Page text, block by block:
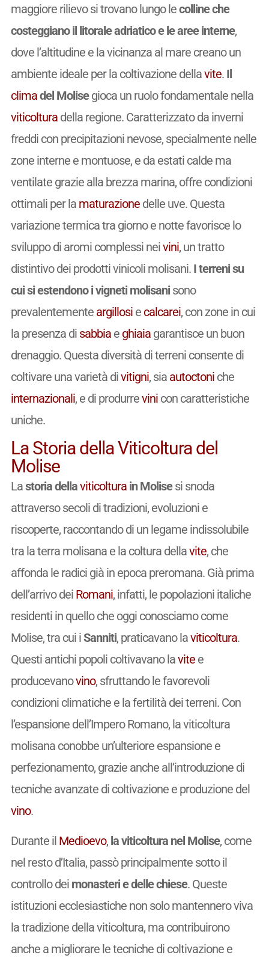
maggiore rilievo si trovano lungo lecolline che
costeggiano il litorale adriatico e le aree interne,
dove l’altitudine e la vicinanza al mare creano un
ambiente ideale per la coltivazione dellavite.Il
climadel Molisegioca un ruolo fondamentale nella
viticolturadella regione. Caratterizzato da inverni
freddi con precipitazioni nevose, specialmente nelle
zone interne e montuose, e da estati calde ma
ventilate grazie alla brezza marina, offre condizioni
ottimali per la maturazionedelle uve. Questa
variazione termica tra giorno e notte favorisce lo
sviluppo di aromi complessi neivini, un tratto
distintivo dei prodotti vinicoli molisani.I terreni su
cui si estendono i vigneti molisanisono
prevalentemente argillosie calcarei, con zone in cui
la presenza di sabbiae ghiaiagarantisce un buon
drenaggio. Questa diversità di terreni consente di
coltivare una varietà divitigni, sia autoctoniche
internazionali, e di produrrevinicon caratteristiche
uniche.
La Storia della Viticoltura del
Molise
Lastoria dellaviticolturain Molisesi snoda
attraverso secoli di tradizioni, evoluzioni e
riscoperte, raccontando di un legame indissolubile
tra la terra molisana e la coltura dellavite, che
affonda le radici già in epoca preromana. Già prima
dell’arrivo dei Romani, infatti, le popolazioni italiche
residenti in quello che oggi conosciamo come
Molise, tra cui iSanniti, praticavano laviticoltura.
Questi antichi popoli coltivavano lavitee
producevanovino, sfruttando le favorevoli
condizioni climatiche e la fertilità dei terreni. Con
l’espansione dell’Impero Romano, la viticoltura
molisana conobbe un’ulteriore espansione e
perfezionamento, grazie anche all’introduzione di
tecniche avanzate di coltivazione e produzione del
vino.
Durante il Medioevo, la viticoltura nel Molise, come
nel resto d’Italia, passò principalmente sotto il
controllo deimonasteri e delle chiese. Queste
istituzioni ecclesiastiche non solo mantennero viva
la tradizione della viticoltura, ma contribuirono
anche a migliorare le tecniche di coltivazione e